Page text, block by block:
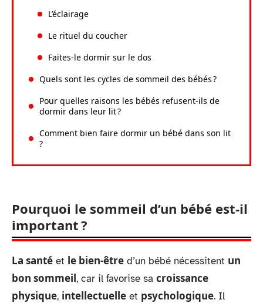
L’éclairage
Le rituel du coucher
Faites-le dormir sur le dos
Quels sont les cycles de sommeil des bébés ?
Pour quelles raisons les bébés refusent-ils de
dormir dans leur lit ?
Comment bien faire dormir un bébé dans son lit
?
Pourquoi le sommeil d’un bébé est-il
important ?
La santé et le bien-être d’un bébé nécessitent un
bon sommeil, car il favorise sa croissance
physique, intellectuelle et psychologique. Il